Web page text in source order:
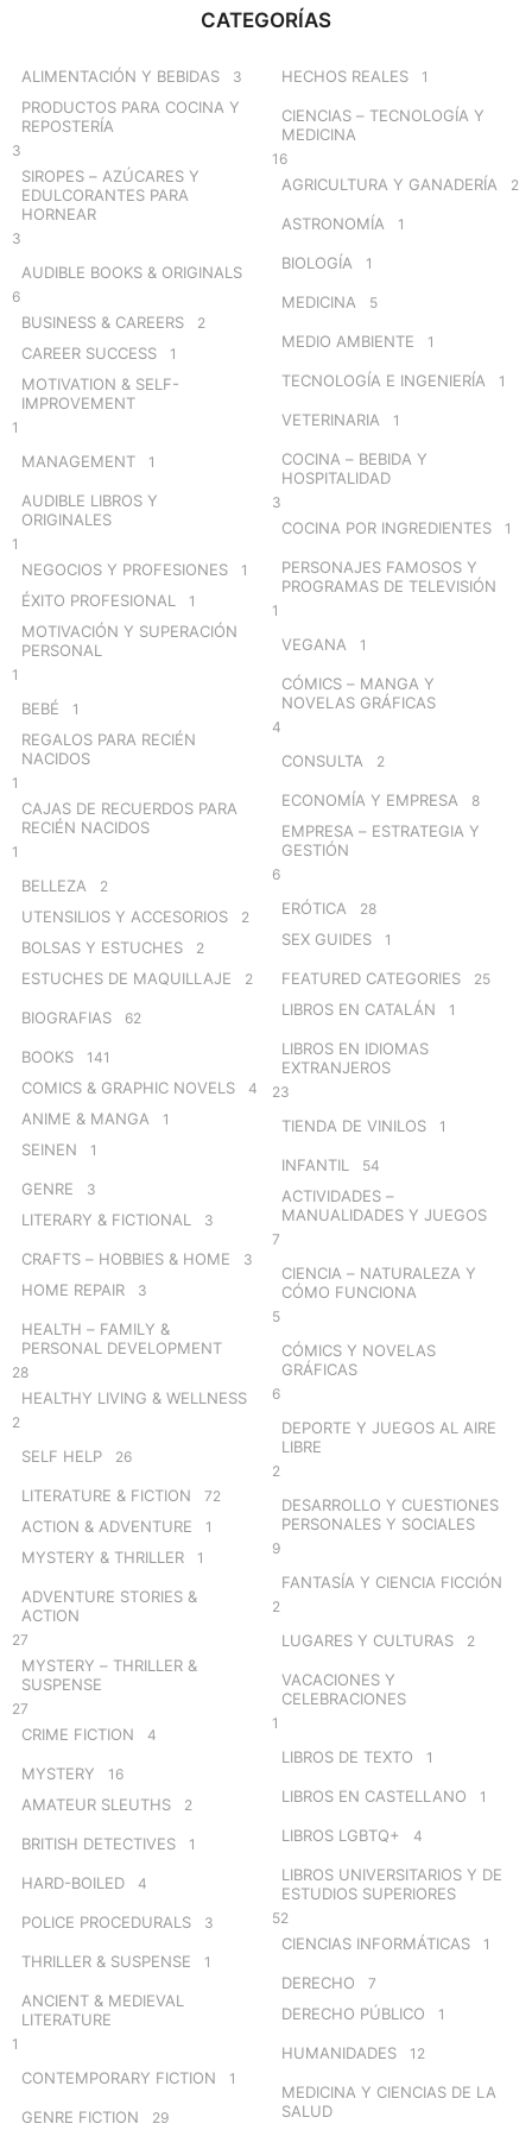
CATEGORÍAS
ALIMENTACIÓN Y BEBIDAS 3
PRODUCTOS PARA COCINA Y
REPOSTERÍA
3
SIROPES – AZÚCARES Y
EDULCORANTES PARA
HORNEAR
3
AUDIBLE BOOKS & ORIGINALS
6
BUSINESS & CAREERS 2
CAREER SUCCESS 1
MOTIVATION & SELF-
IMPROVEMENT
1
MANAGEMENT 1
AUDIBLE LIBROS Y
ORIGINALES
1
NEGOCIOS Y PROFESIONES 1
ÉXITO PROFESIONAL 1
MOTIVACIÓN Y SUPERACIÓN
PERSONAL
1
BEBÉ 1
REGALOS PARA RECIÉN
NACIDOS
1
CAJAS DE RECUERDOS PARA
RECIÉN NACIDOS
1
BELLEZA 2
UTENSILIOS Y ACCESORIOS 2
BOLSAS Y ESTUCHES 2
ESTUCHES DE MAQUILLAJE 2
BIOGRAFIAS 62
BOOKS 141
COMICS & GRAPHIC NOVELS 4
ANIME & MANGA 1
SEINEN 1
GENRE 3
LITERARY & FICTIONAL 3
CRAFTS – HOBBIES & HOME 3
HOME REPAIR 3
HEALTH – FAMILY &
PERSONAL DEVELOPMENT
28
HEALTHY LIVING & WELLNESS
2
SELF HELP 26
LITERATURE & FICTION 72
ACTION & ADVENTURE 1
MYSTERY & THRILLER 1
ADVENTURE STORIES &
ACTION
27
MYSTERY – THRILLER &
SUSPENSE
27
CRIME FICTION 4
MYSTERY 16
AMATEUR SLEUTHS 2
BRITISH DETECTIVES 1
HARD-BOILED 4
POLICE PROCEDURALS 3
THRILLER & SUSPENSE 1
ANCIENT & MEDIEVAL
LITERATURE
1
CONTEMPORARY FICTION 1
GENRE FICTION 29
HECHOS REALES 1
CIENCIAS – TECNOLOGÍA Y
MEDICINA
16
AGRICULTURA Y GANADERÍA 2
ASTRONOMÍA 1
BIOLOGÍA 1
MEDICINA 5
MEDIO AMBIENTE 1
TECNOLOGÍA E INGENIERÍA 1
VETERINARIA 1
COCINA – BEBIDA Y
HOSPITALIDAD
3
COCINA POR INGREDIENTES 1
PERSONAJES FAMOSOS Y
PROGRAMAS DE TELEVISIÓN
1
VEGANA 1
CÓMICS – MANGA Y
NOVELAS GRÁFICAS
4
CONSULTA 2
ECONOMÍA Y EMPRESA 8
EMPRESA – ESTRATEGIA Y
GESTIÓN
6
ERÓTICA 28
SEX GUIDES 1
FEATURED CATEGORIES 25
LIBROS EN CATALÁN 1
LIBROS EN IDIOMAS
EXTRANJEROS
23
TIENDA DE VINILOS 1
INFANTIL 54
ACTIVIDADES –
MANUALIDADES Y JUEGOS
7
CIENCIA – NATURALEZA Y
CÓMO FUNCIONA
5
CÓMICS Y NOVELAS
GRÁFICAS
6
DEPORTE Y JUEGOS AL AIRE
LIBRE
2
DESARROLLO Y CUESTIONES
PERSONALES Y SOCIALES
9
FANTASÍA Y CIENCIA FICCIÓN
2
LUGARES Y CULTURAS 2
VACACIONES Y
CELEBRACIONES
1
LIBROS DE TEXTO 1
LIBROS EN CASTELLANO 1
LIBROS LGBTQ+ 4
LIBROS UNIVERSITARIOS Y DE
ESTUDIOS SUPERIORES
52
CIENCIAS INFORMÁTICAS 1
DERECHO 7
DERECHO PÚBLICO 1
HUMANIDADES 12
MEDICINA Y CIENCIAS DE LA
SALUD